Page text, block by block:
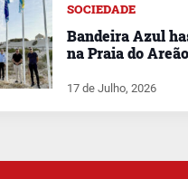
SOCIEDADE
Bandeira Azul
na Praia do Areão
17 de Julho, 2026